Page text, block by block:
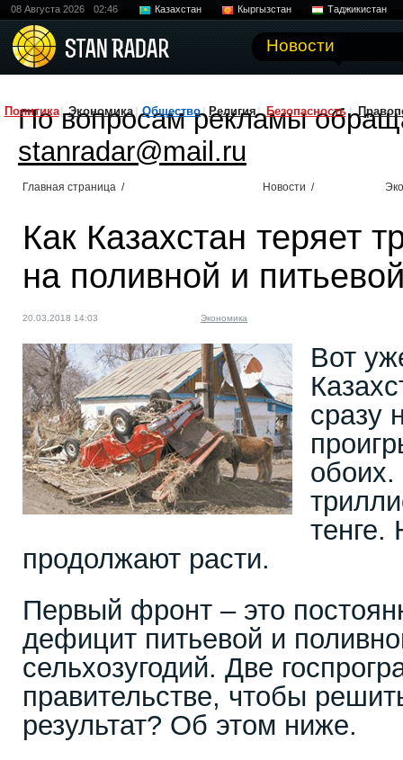
08 Августа 2026 02:46 Казахстан Кыргызстан Таджикистан
Новости
Политика Экономика Общество Религия Безопасность
По вопросам рекламы
stanradar@mail.ru
Главная страница / Новости /
Как Казахстан теряет
на поливной и
20.03.2018 14:03 Экономика
Вот
сразу
обоих.
тенге.
продолжают расти.
Первый фронт – это
дефицит питьевой и
сельхозугодий. Две
правительстве, чтобы
результат? Об этом ниже.